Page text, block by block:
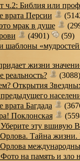
ч.2: Библия или
врата Персии
мрак в душе
(4901)
(59)
шаблоны
жизни
реальность?
Открытия
врата Багдада
Поклонская
эту вшивую
Тайна
на память и зло